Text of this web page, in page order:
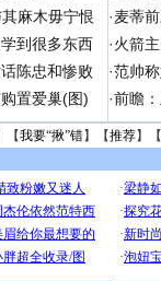
麻木毋宁恨
到很多东西
陈忠和惨败
置爱巢(图)
·麦蒂
·火箭
·范帅
·前瞻
【我要“揪”错】【推荐】